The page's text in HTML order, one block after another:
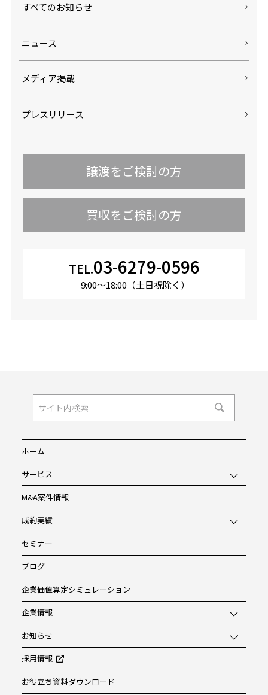
すべてのお知らせ
ニュース
メディア掲載
プレスリリース
譲渡をご検討の方
買収をご検討の方
TEL.03-6279-0596
9:00〜18:00（土日祝除く）
ホーム
サービス
M&A案件情報
成約実績
セミナー
ブログ
企業価値算定シミュレーション
企業情報
お知らせ
採用情報
お役立ち資料ダウンロード